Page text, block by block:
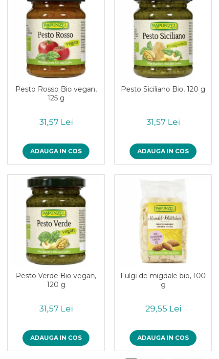
Pesto Rosso Bio vegan,
125 g
31,57 Lei
ADAUGA IN COS
Pesto Siciliano Bio, 120 g
31,57 Lei
ADAUGA IN COS
Pesto Verde Bio vegan,
120 g
31,57 Lei
ADAUGA IN COS
Fulgi de migdale bio, 100
g
29,55 Lei
ADAUGA IN COS